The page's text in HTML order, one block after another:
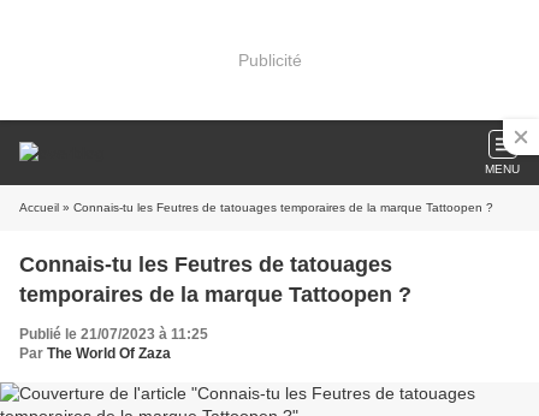
Publicité
MENU
Accueil » Connais-tu les Feutres de tatouages temporaires de la marque Tattoopen ?
Connais-tu les Feutres de tatouages
temporaires de la marque Tattoopen ?
Publié le 21/07/2023 à 11:25
Par The World Of Zaza